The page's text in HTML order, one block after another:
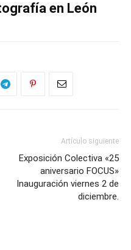
en León
Artículo siguiente
Exposición Colectiva «25
aniversario FOCUS»
Inauguración viernes 2 de
diciembre.